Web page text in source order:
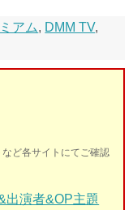
アム, DMM TV,
ど各サイトにてご確認
出演者&OP主題